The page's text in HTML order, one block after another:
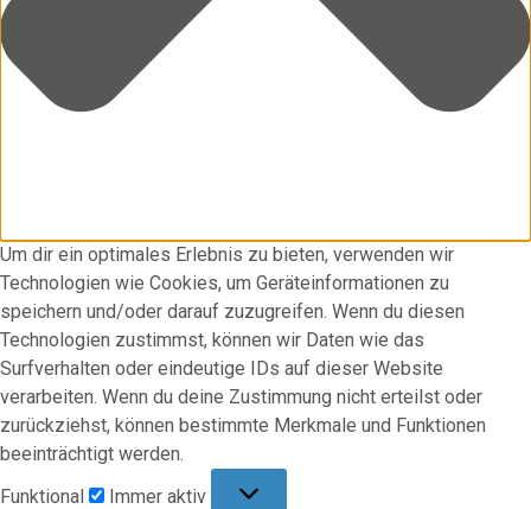
Um dir ein optimales Erlebnis zu bieten, verwenden wir
Technologien wie Cookies, um Geräteinformationen zu
speichern und/oder darauf zuzugreifen. Wenn du diesen
Technologien zustimmst, können wir Daten wie das
Surfverhalten oder eindeutige IDs auf dieser Website
verarbeiten. Wenn du deine Zustimmung nicht erteilst oder
zurückziehst, können bestimmte Merkmale und Funktionen
beeinträchtigt werden.
Funktional
Immer aktiv